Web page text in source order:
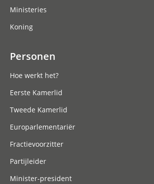
Ministeries
Koning
Personen
Hoe werkt het?
Eerste Kamerlid
Tweede Kamerlid
Europarlementariër
Fractievoorzitter
Partijleider
Minister-president